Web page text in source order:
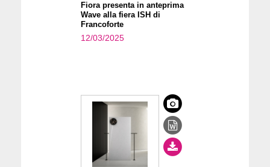
Fiora presenta in anteprima
Wave alla fiera ISH di
Francoforte
12/03/2025